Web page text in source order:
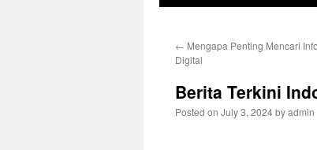
← Mengapa Penting Mencari
Digital
Berita Terkini
Posted on July 3, 2024byadmin